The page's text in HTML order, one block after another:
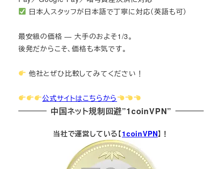
日本人スタッフが日本語で丁寧に対応（英語も可）
最安級の価格 — 大手のおよそ1/3。
後発だからこそ、価格も本気です。
他社とぜひ比較してみてください！
公式サイトはこちらから
中国ネット規制回避”1coinVPN”
当社で運営している【1coinVPN】！